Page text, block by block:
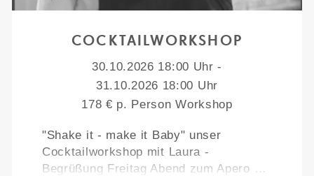
COCKTAILWORKSHOP
30.10.2026 18:00 Uhr -
31.10.2026 18:00 Uhr
178 € p. Person Workshop
"Shake it - make it Baby" unser
Cocktailworkshop mit Laura -
Begrüßung Freitag Abend zum Apero …